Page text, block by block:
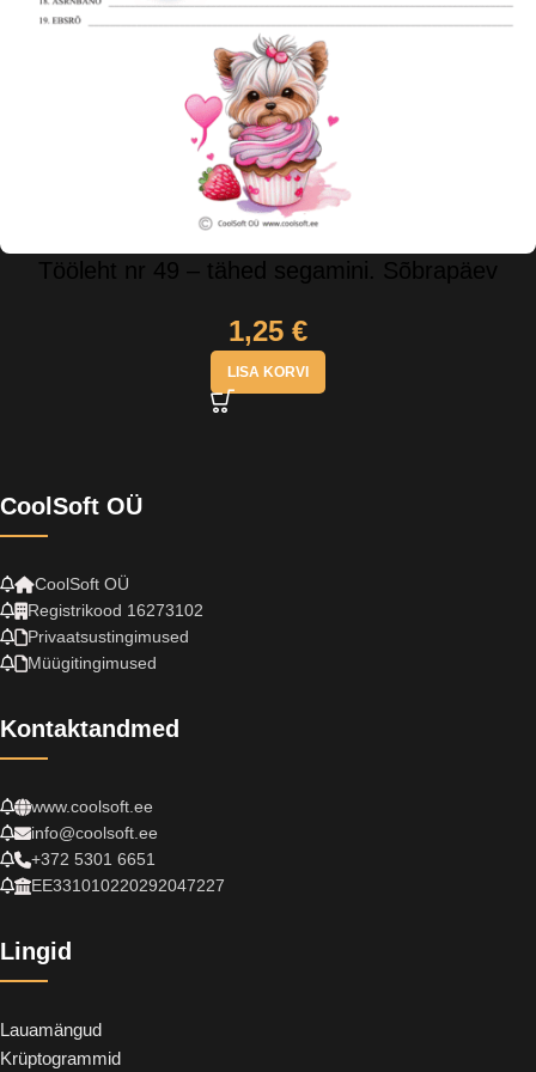
Tööleht nr 49 – tähed segamini. Sõbrapäev
1,25 €
LISA KORVI
CoolSoft OÜ
CoolSoft OÜ
Registrikood 16273102
Privaatsustingimused
Müügitingimused
Kontaktandmed
www.coolsoft.ee
info@coolsoft.ee
+372 5301 6651
EE331010220292047227
Lingid
Lauamängud
Krüptogrammid